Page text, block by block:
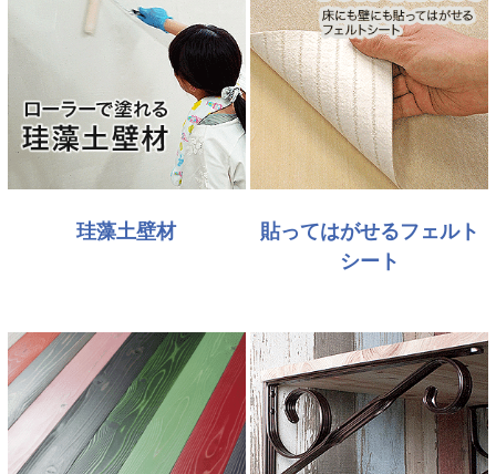
珪藻土壁材
貼ってはがせるフェルト
シート